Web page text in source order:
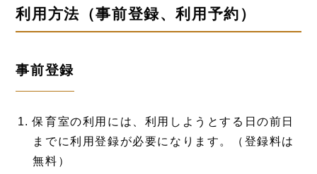
利用方法（事前登録、利用予約）
事前登録
保育室の利用には、利用しようとする日の前日
までに利用登録が必要になります。（登録料は
無料）